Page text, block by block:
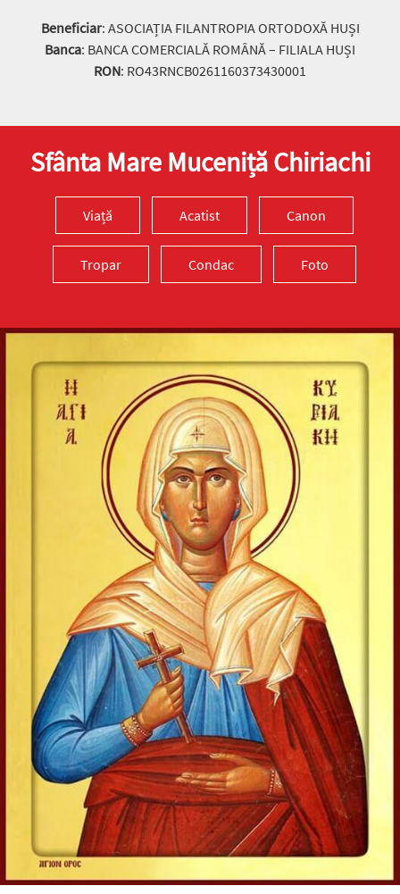
Beneficiar: ASOCIAȚIA FILANTROPIA ORTODOXĂ HUȘI
Banca: BANCA COMERCIALĂ ROMÂNĂ – FILIALA HUȘI
RON: RO43RNCB0261160373430001
Sfânta Mare Muceniță Chiriachi
Viață Acatist Canon
Tropar Condac Foto